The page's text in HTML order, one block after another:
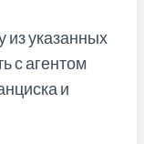
из указанных
с агентом
и